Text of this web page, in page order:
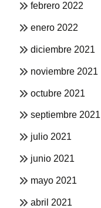
febrero 2022
enero 2022
diciembre 2021
noviembre 2021
octubre 2021
septiembre 2021
julio 2021
junio 2021
mayo 2021
abril 2021